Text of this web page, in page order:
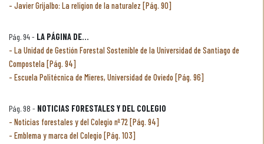
Javier Grijalbo: La religion de la naturalez [Pág. 90]
Pág. 94 - LA PÁGINA DE...
La Unidad de Gestión Forestal Sostenible de la Universidad de Santiago de
Compostela [Pág. 94]
Escuela Politécnica de Mieres, Universidad de Oviedo [Pág. 96]
Pág. 98 - NOTICIAS FORESTALES Y DEL COLEGIO
Noticias forestales y del Colegio nº 72 [Pág. 94]
Emblema y marca del Colegio [Pág. 103]